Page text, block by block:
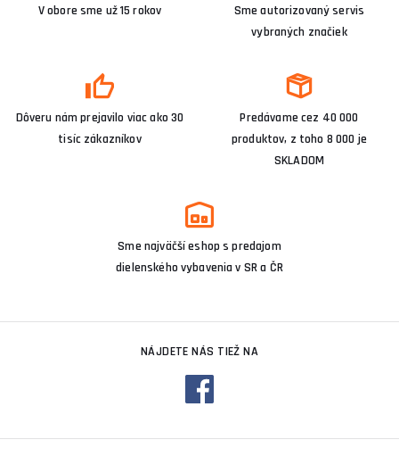
V obore sme už 15 rokov
Sme autorizovaný servis
vybraných značiek
Dôveru nám prejavilo viac ako 30
tisíc zákazníkov
Predávame cez 40 000
produktov, z toho 8 000 je
SKLADOM
Sme najväčší eshop s predajom
dielenského vybavenia v SR a ČR
NÁJDETE NÁS TIEŽ NA